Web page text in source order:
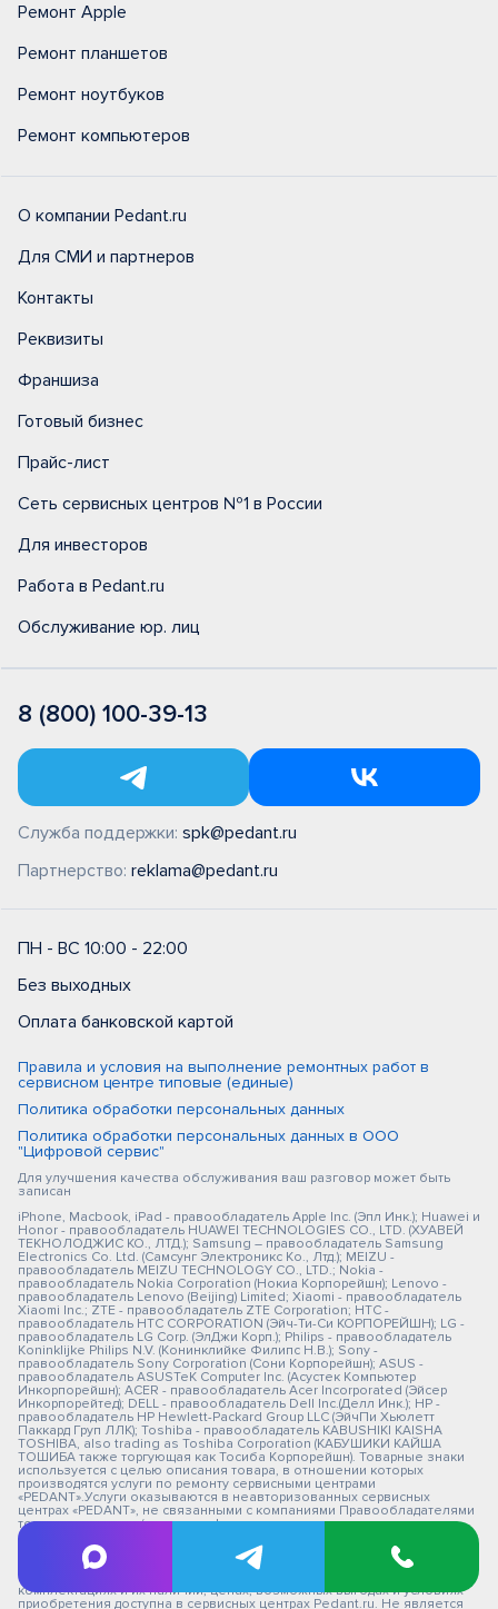
Ремонт Apple
Ремонт планшетов
Ремонт ноутбуков
Ремонт компьютеров
О компании Pedant.ru
Для СМИ и партнеров
Контакты
Реквизиты
Франшиза
Готовый бизнес
Прайс-лист
Сеть сервисных центров №1 в России
Для инвесторов
Работа в Pedant.ru
Обслуживание юр. лиц
8 (800) 100-39-13
Служба поддержки: spk@pedant.ru
Партнерство: reklama@pedant.ru
ПН - ВС 10:00 - 22:00
Без выходных
Оплата банковской картой
Правила и условия на выполнение ремонтных работ в
сервисном центре типовые (единые)
Политика обработки персональных данных
Политика обработки персональных данных в ООО
"Цифровой сервис"
Для улучшения качества обслуживания ваш разговор может быть
записан
iPhone, Macbook, iPad - правообладатель Apple Inc. (Эпл Инк.); Huawei и
Honor - правообладатель HUAWEI TECHNOLOGIES CO., LTD. (ХУАВЕЙ
ТЕКНОЛОДЖИС КО., ЛТД.); Samsung – правообладатель Samsung
Electronics Co. Ltd. (Самсунг Электроникс Ко., Лтд.); MEIZU -
правообладатель MEIZU TECHNOLOGY CO., LTD.; Nokia -
правообладатель Nokia Corporation (Нокиа Корпорейшн); Lenovo -
правообладатель Lenovo (Beijing) Limited; Xiaomi - правообладатель
Xiaomi Inc.; ZTE - правообладатель ZTE Corporation; HTC -
правообладатель HTC CORPORATION (Эйч-Ти-Си КОРПОРЕЙШН); LG -
правообладатель LG Corp. (ЭлДжи Корп.); Philips - правообладатель
Koninklijke Philips N.V. (Конинклийке Филипс Н.В.); Sony -
правообладатель Sony Corporation (Сони Корпорейшн); ASUS -
правообладатель ASUSTeK Computer Inc. (Асустек Компьютер
Инкорпорейшн); ACER - правообладатель Acer Incorporated (Эйсер
Инкорпорейтед); DELL - правообладатель Dell Inc.(Делл Инк.); HP -
правообладатель HP Hewlett-Packard Group LLC (ЭйчПи Хьюлетт
Паккард Груп ЛЛК); Toshiba - правообладатель KABUSHIKI KAISHA
TOSHIBA, also trading as Toshiba Corporation (КАБУШИКИ КАЙША
ТОШИБА также торгующая как Тосиба Корпорейшн). Товарные знаки
используется с целью описания товара, в отношении которых
производятся услуги по ремонту сервисными центрами
«PEDANT».Услуги оказываются в неавторизованных сервисных
центрах «PEDANT», не связанными с компаниями Правообладателями
товарных знаков и/или с ее официальными представителями в
отношении товаров, которые уже были введены в гражданский
оборот в смысле статьи 1487 ГК РФ ** - время ремонта, срок гарантии
могут меняться в зависимости от модели устройства и сложности
проводимых работ Информация о соответствующих моделях и
комплектациях и их наличии, ценах, возможных выгодах и условиях
приобретения доступна в сервисных центрах Pedant.ru. Не является